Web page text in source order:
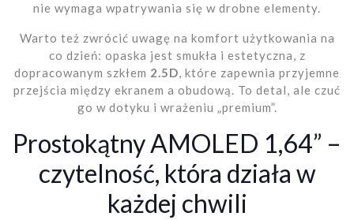
nie wymaga wpatrywania się w drobne elementy.
Warto też zwrócić uwagę na komfort użytkowania na
co dzień: opaska jest smukła i estetyczna, z
dopracowanym szkłem 2.5D, które zapewnia przyjemne
przejścia między ekranem a obudową. To detal, ale czuć
go w dotyku i wrażeniu „premium”.
Prostokątny AMOLED 1,64” –
czytelność, która działa w
każdej chwili